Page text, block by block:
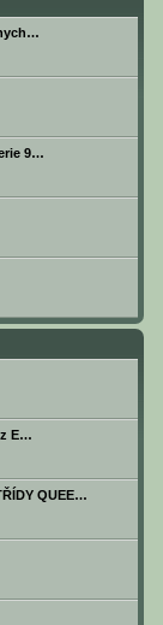
9…
E…
QUEE…